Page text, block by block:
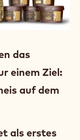
das
einem Ziel:
auf dem
als erstes